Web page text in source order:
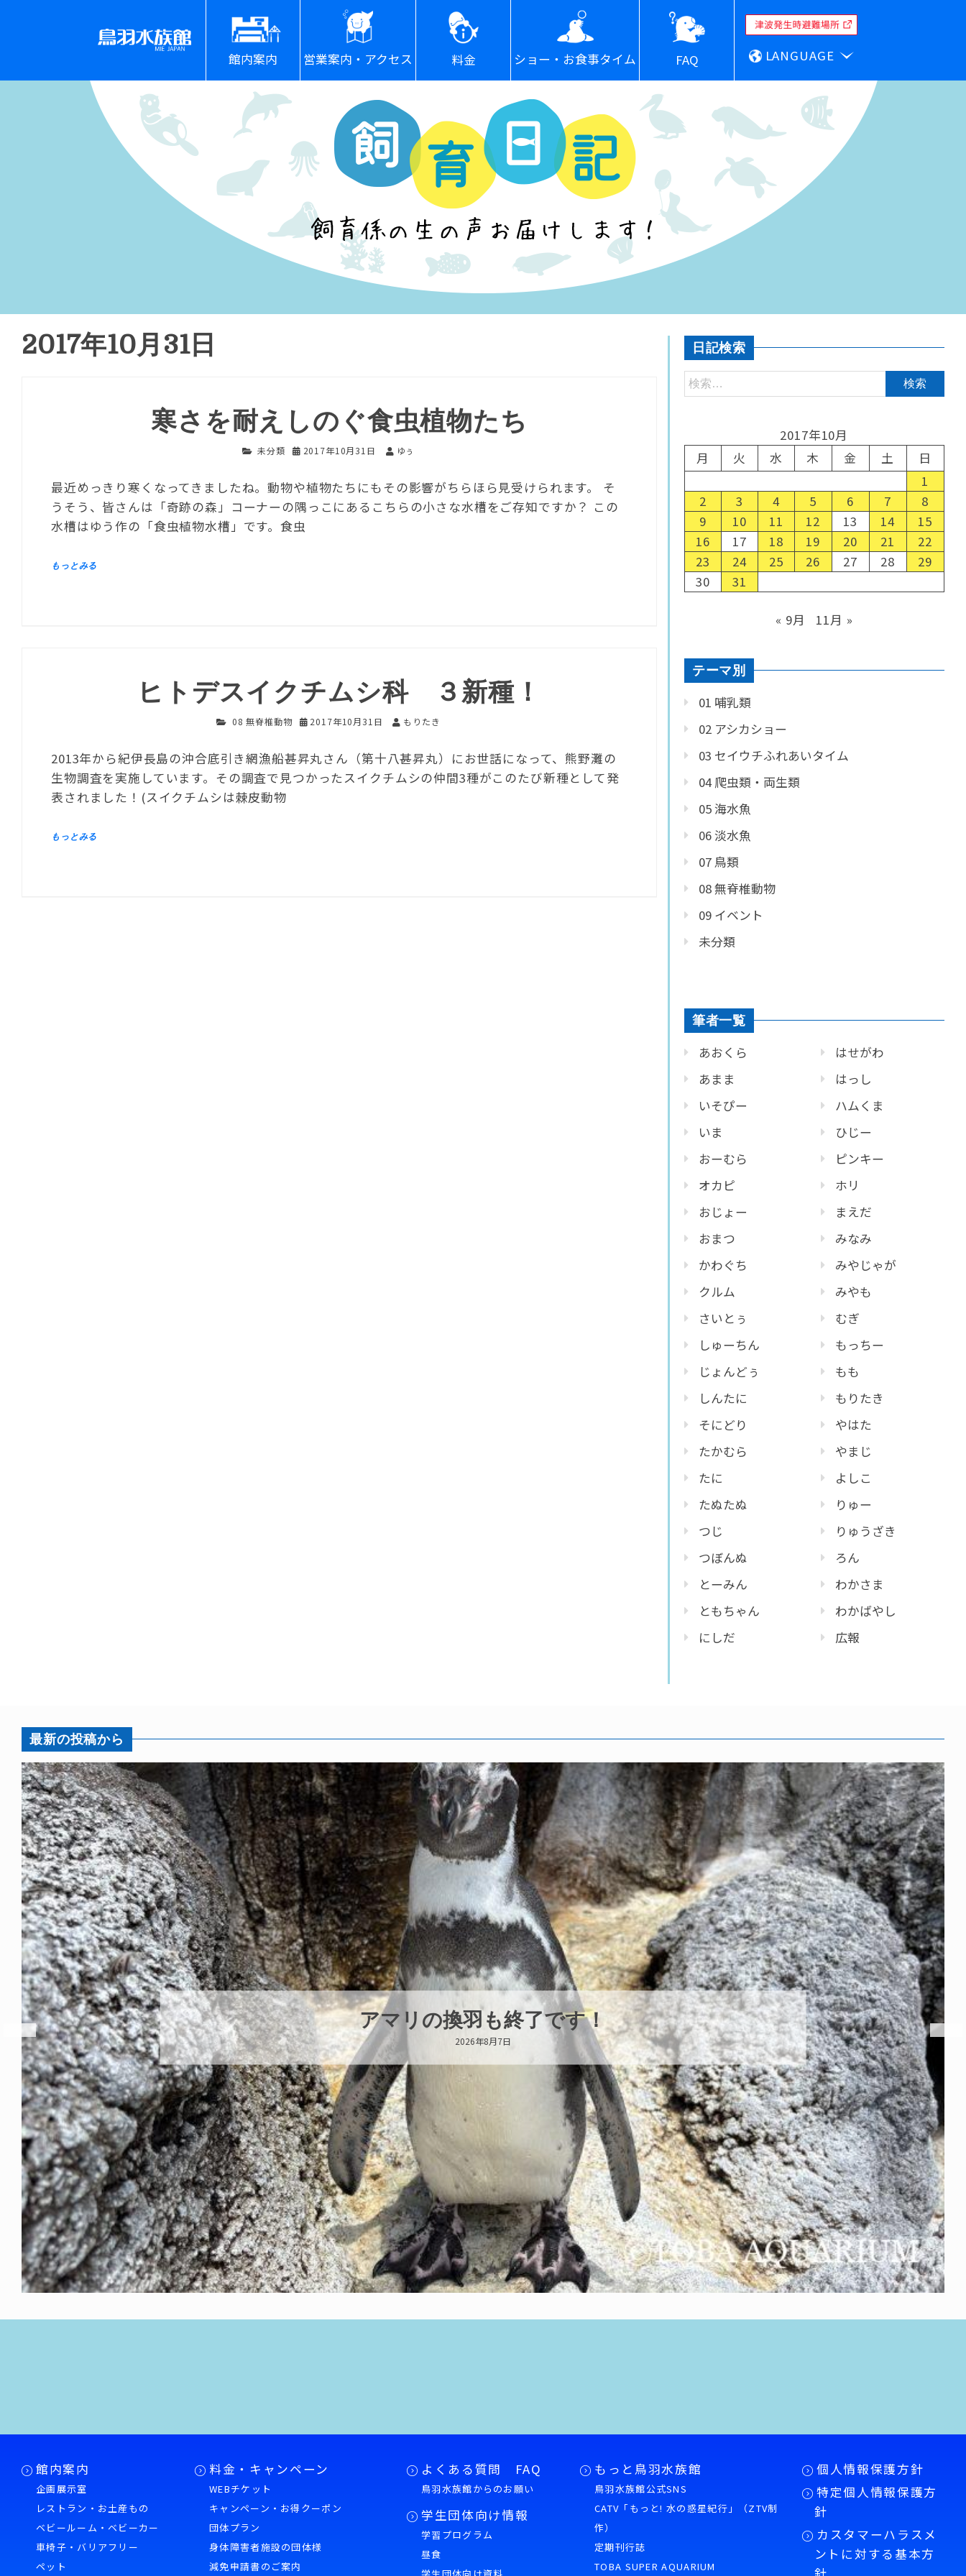
館内案内 営業案内・アクセス 料金 ショー・お食事タイム FAQ LANGUAGE
2017年10月31日
寒さを耐えしのぐ食虫植物たち
未分類 2017年10月31日 ゆぅ
最近めっきり寒くなってきましたね。動物や植物たちにもその影響がちらほら見受けられます。 そ
うそう、皆さんは「奇跡の森」コーナーの隅っこにあるこちらの小さな水槽をご存知ですか？ この
水槽はゆう作の「食虫植物水槽」です。食虫
ヒトデスイクチムシ科 ３新種！
08 無脊椎動物 2017年10月31日 もりたき
2013年から紀伊長島の沖合底引き網漁船甚昇丸さん（第十八甚昇丸）にお世話になって、熊野灘の
生物調査を実施しています。その調査で見つかったスイクチムシの仲間3種がこのたび新種として発
表されました！(スイクチムシは棘皮動物
日記検索
2017年10月
月
火 水 木 金 土
日
1
2
3 4 5 6 7
8
9
10 11 12 13 14
15
16
17 18 19 20 21
22
23
24 25 26 27 28
29
30
31
« 9月 11月 »
テーマ別
01 哺乳類
02 アシカショー
03 セイウチふれあいタイム
04 爬虫類・両生類
05 海水魚
06 淡水魚
07 鳥類
08 無脊椎動物
09 イベント
未分類
筆者一覧
あおくら
あまま
いそぴー
いま
おーむら
オカピ
おじょー
おまつ
かわぐち
クルム
さいとぅ
しゅーちん
じょんどぅ
しんたに
そにどり
たかむら
たに
たぬたぬ
つじ
つぼんぬ
とーみん
ともちゃん
にしだ
はせがわ
はっし
ハムくま
ひじー
ピンキー
ホリ
まえだ
みなみ
みやじゃが
みやも
むぎ
もっちー
もも
もりたき
やはた
やまじ
よしこ
りゅー
りゅうざき
ろん
わかさま
わかばやし
広報
最新の投稿から
トビウオ幼魚展示中！
2026年8月6日
館内案内
企画展示室
レストラン・お土産もの
ベビールーム・ベビーカー
車椅子・バリアフリー
ペット
料金・キャンペーン
WEBチケット
キャンペーン・お得クーポン
団体プラン
身体障害者施設の団体様
減免申請書のご案内
よくある質問 FAQ
鳥羽水族館からのお願い
学生団体向け情報
学習プログラム
昼食
もっと鳥羽水族館
鳥羽水族館公式SNS
CATV「もっと! 水の惑星紀行」（ZTV制
作）
定期刊行誌
TOBA SUPER AQUARIUM
個人情報保護方針
特定個人情報保護方
針
カスタマーハラスメ
ントに対する基本方